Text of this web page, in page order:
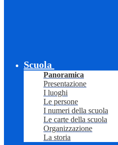
Scuola
Panoramica
Presentazione
I luoghi
Le persone
I numeri della scuola
Le carte della scuola
Organizzazione
La storia